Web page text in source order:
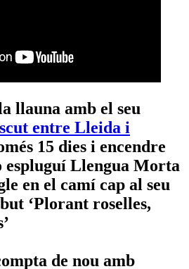
llauna amb el seu
entre Lleida i
15 dies i encendre
espluguí Llengua Morta
en el camí cap al seu
‘Plorant roselles,
de nou amb